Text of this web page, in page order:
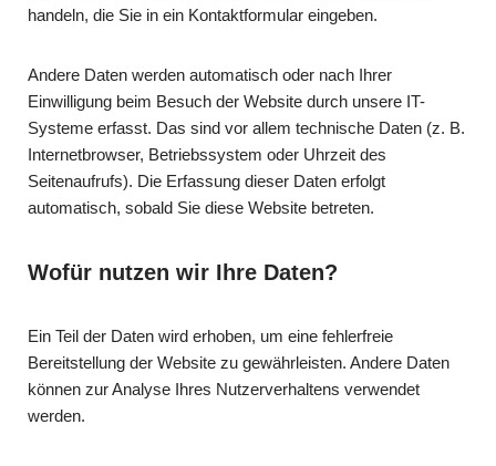
handeln, die Sie in ein Kontaktformular eingeben.
Andere Daten werden automatisch oder nach Ihrer
Einwilligung beim Besuch der Website durch unsere IT-
Systeme erfasst. Das sind vor allem technische Daten (z. B.
Internetbrowser, Betriebssystem oder Uhrzeit des
Seitenaufrufs). Die Erfassung dieser Daten erfolgt
automatisch, sobald Sie diese Website betreten.
Wofür nutzen wir Ihre Daten?
Ein Teil der Daten wird erhoben, um eine fehlerfreie
Bereitstellung der Website zu gewährleisten. Andere Daten
können zur Analyse Ihres Nutzerverhaltens verwendet
werden.